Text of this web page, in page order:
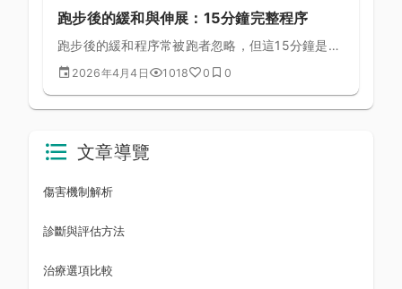
跑步後的緩和與伸展：15分鐘完整程序
跑步後的緩和程序常被跑者忽略，但這15分鐘是預
防傷害、加速恢復的最重要投資之一。
2026年4月4日 1018 0 0
文章導覽
傷害機制解析
診斷與評估方法
治療選項比較